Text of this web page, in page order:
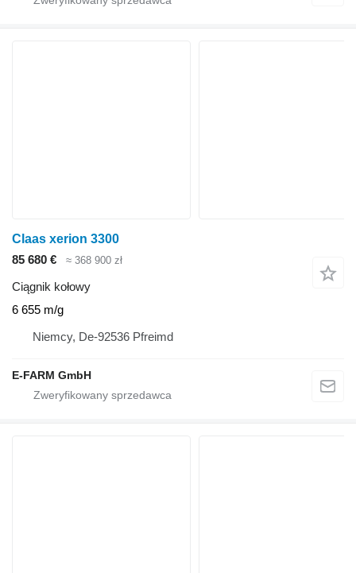
Claas xerion 3300
85 680 €
≈ 368 900 zł
Ciągnik kołowy
6 655 m/g
Niemcy, De-92536 Pfreimd
E-FARM GmbH